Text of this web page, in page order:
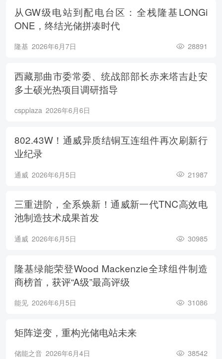
从GW级电站到配电台区：全栈隆基LONGi
ONE，终结光储拼凑时代
隆基 2026年6月7日 28891
西藏那曲市委常委、统战部部长赤来塔吉赴安
多土硕光热项目调研指导
cspplaza 2026年6月6日
802.43W！通威异质结铜互连组件再次刷新行
业纪录
通威 2026年6月5日 21987
三重进阶，全系焕新！通威新一代TNC高效电
池制造技术成果首发
通威 2026年6月5日 30985
隆基绿能荣登Wood Mackenzie全球组件制造
商榜首，获评“A级”最高评级
能见 2026年6月5日 31086
矩阵逆变，重构光储电站未来
储能之音 2026年6月4日 38542